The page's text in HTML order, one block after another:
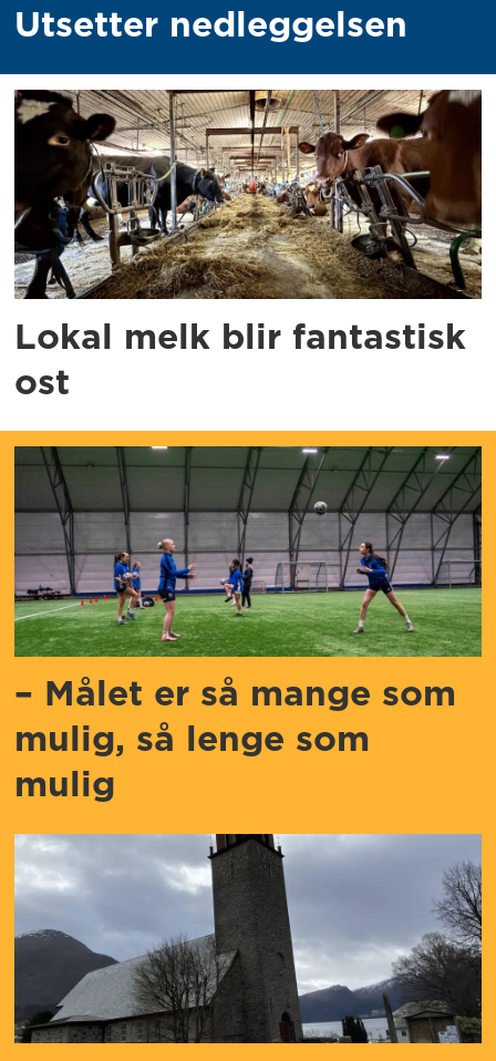
Utsetter nedleggelsen
Lokal melk blir fantastisk
ost
– Målet er så mange som
mulig, så lenge som
mulig